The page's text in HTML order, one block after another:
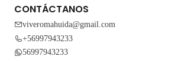
CONTÁCTANOS
viveromahuida@gmail.com
+56997943233
56997943233